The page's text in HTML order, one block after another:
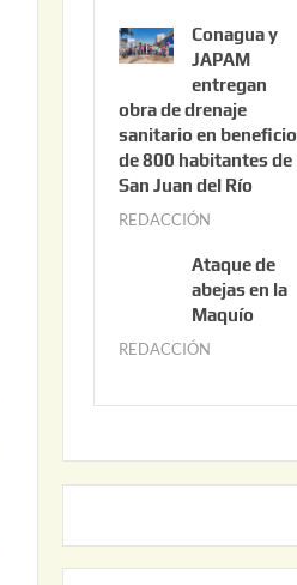
0
2
6
n
i
o
3
0
0
2
6
Conagua y
JAPAM
entregan
obra de drenaje
sanitario en beneficio
de 800 habitantes de
San Juan del Río
REDACCIÓN
n
i
0
2
Ataque de
abejas en la
Maquío
REDACCIÓN
y